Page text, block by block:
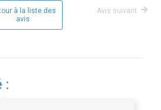
à la liste des
avis
Avis suivant
: